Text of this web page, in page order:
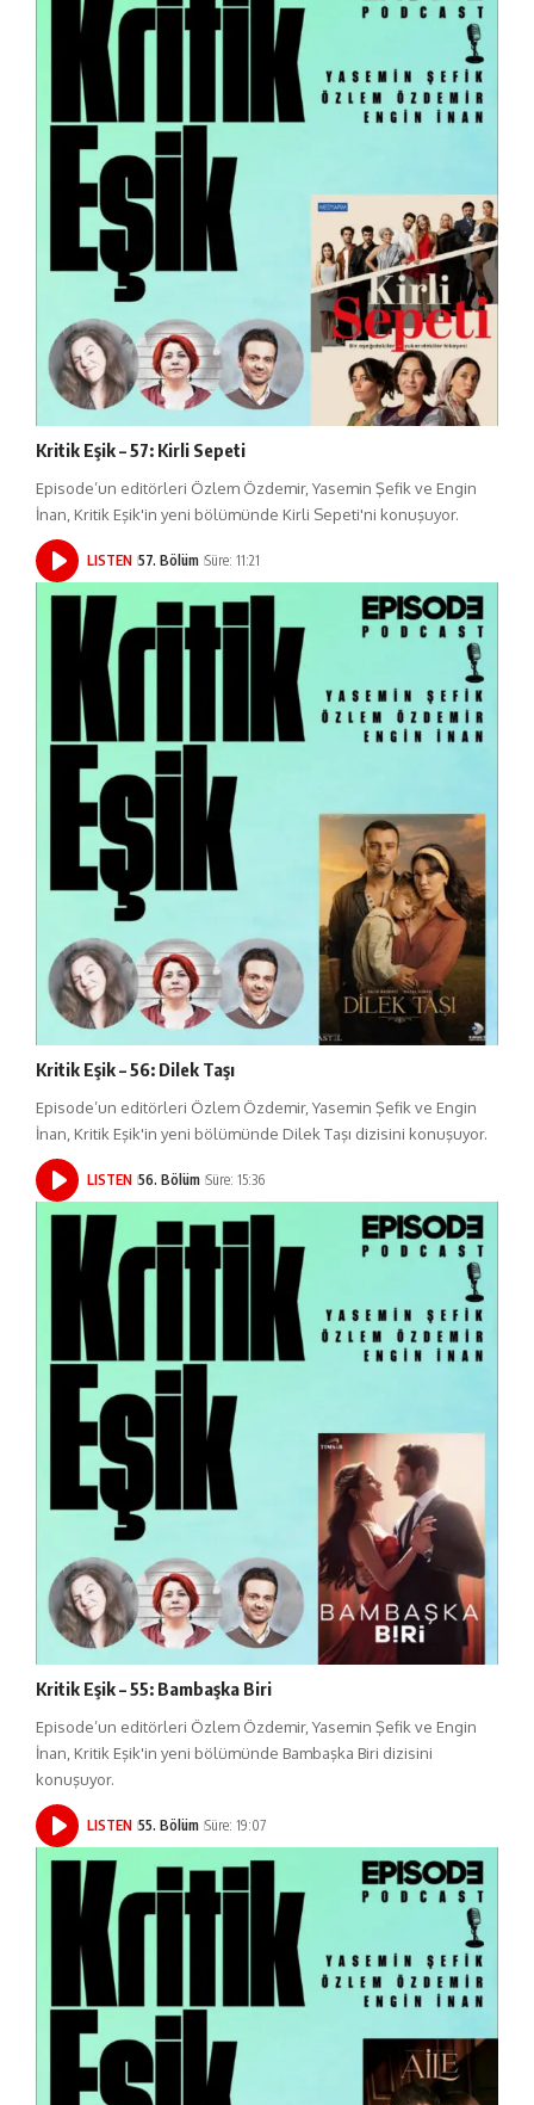
Kritik Eşik – 57: Kirli Sepeti
Episode’un editörleri Özlem Özdemir, Yasemin Şefik ve Engin
İnan, Kritik Eşik'in yeni bölümünde Kirli Sepeti'ni konuşuyor.
LISTEN 57. Bölüm Süre: 11:21
Kritik Eşik – 56: Dilek Taşı
Episode’un editörleri Özlem Özdemir, Yasemin Şefik ve Engin
İnan, Kritik Eşik'in yeni bölümünde Dilek Taşı dizisini konuşuyor.
LISTEN 56. Bölüm Süre: 15:36
Kritik Eşik – 55: Bambaşka Biri
Episode’un editörleri Özlem Özdemir, Yasemin Şefik ve Engin
İnan, Kritik Eşik'in yeni bölümünde Bambaşka Biri dizisini
konuşuyor.
LISTEN 55. Bölüm Süre: 19:07